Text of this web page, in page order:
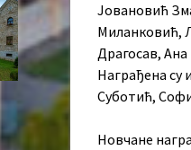
Јовановић
Миланковић,
Драгосав,
Награђена су
Суботић,
Новчане